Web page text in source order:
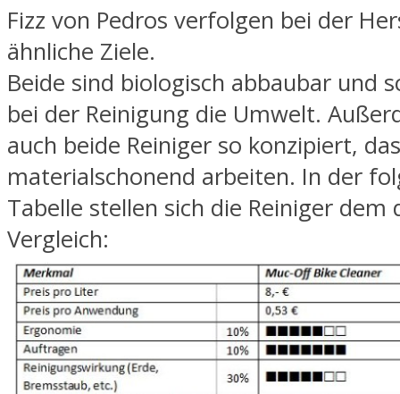
Fizz von Pedros verfolgen bei der
ähnliche Ziele.
Beide sind biologisch abbaubar und
bei der Reinigung die Umwelt.
auch beide Reiniger so konzipiert,
materialschonend arbeiten. In der
Tabelle stellen sich die Reiniger dem
Vergleich: